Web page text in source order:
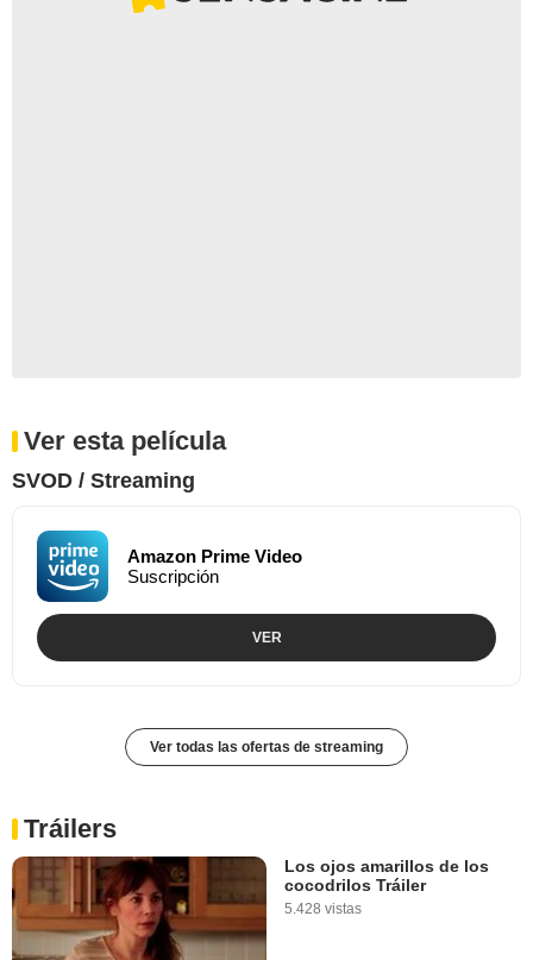
Ver esta película
SVOD / Streaming
Amazon Prime Video
Suscripción
VER
Ver todas las ofertas de streaming
Tráilers
Los ojos amarillos de los
cocodrilos Tráiler
5.428 vistas